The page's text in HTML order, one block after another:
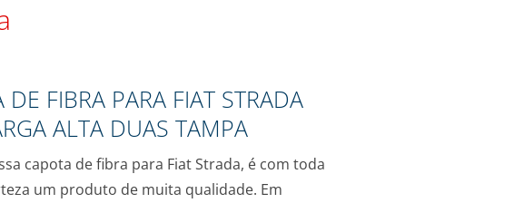
DE FIBRA PARA FIAT STRADA
ALTA DUAS TAMPA
capota de fibra para Fiat Strada, é com toda
um produto de muita qualidade. Em